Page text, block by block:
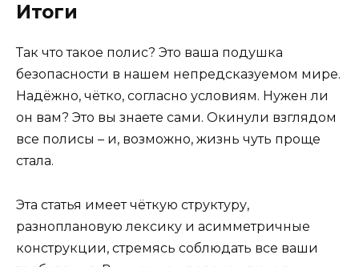
Итоги
Так что такое полис? Это ваша подушка
безопасности в нашем непредсказуемом мире.
Надёжно, чётко, согласно условиям. Нужен ли
он вам? Это вы знаете сами. Окинули взглядом
все полисы – и, возможно, жизнь чуть проще
стала.
Эта статья имеет чёткую структуру,
разноплановую лексику и асимметричные
конструкции, стремясь соблюдать все ваши